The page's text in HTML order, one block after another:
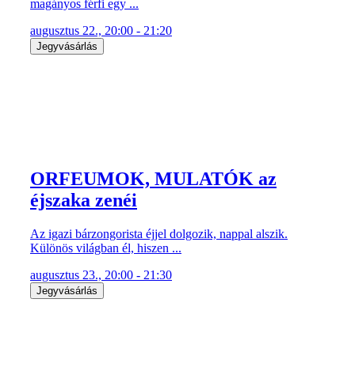
magányos férfi egy ...
augusztus 22., 20:00 - 21:20
Jegyvásárlás
ORFEUMOK, MULATÓK az
éjszaka zenéi
Az igazi bárzongorista éjjel dolgozik, nappal alszik.
Különös világban él, hiszen ...
augusztus 23., 20:00 - 21:30
Jegyvásárlás